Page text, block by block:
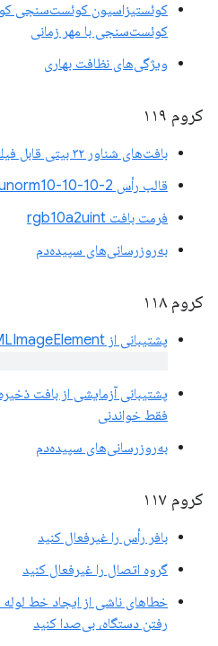
کوئستیزاسیون کوئست‌سنجی
کوئست‌سنجی با مهر زمانی
ویژگی‌های نظافت بهاری
کروم ۱۱۹
بافت‌های شناور ۳۲ بیتی قابل فیلتر
قالب رأس unorm10-10-10-2
فرمت بافت rgb10a2uint
به‌روزرسانی‌های سپیده‌دم
کروم ۱۱۸
پشتیبانی از HTMLImageElement و ImageData در
پشتیبانی آزمایشی از بافت
فقط خواندنی
به‌روزرسانی‌های سپیده‌دم
کروم ۱۱۷
بافر رأس را غیرفعال کنید
گروه اتصال را غیرفعال کنید
خطاهای ناشی از ایجاد خط لوله
رفتن دستگاه، بی‌صدا کنید